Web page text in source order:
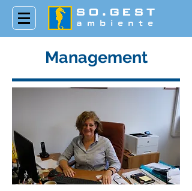
SO.GEST
ambiente
Management